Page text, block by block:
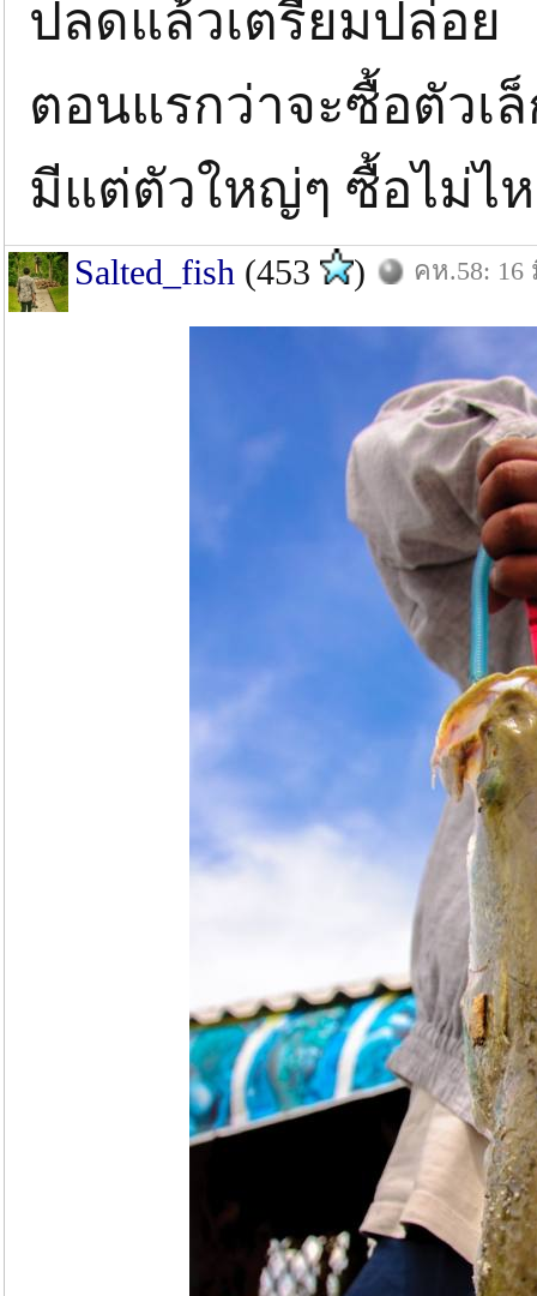
ปลดแล้วเตรียมปล่อย
ตอนแรกว่าจะซื้อตัวเ
มีแต่ตัวใหญ่ๆ ซื้อไม่ไ
Salted_fish (453 ) คห.58: 16